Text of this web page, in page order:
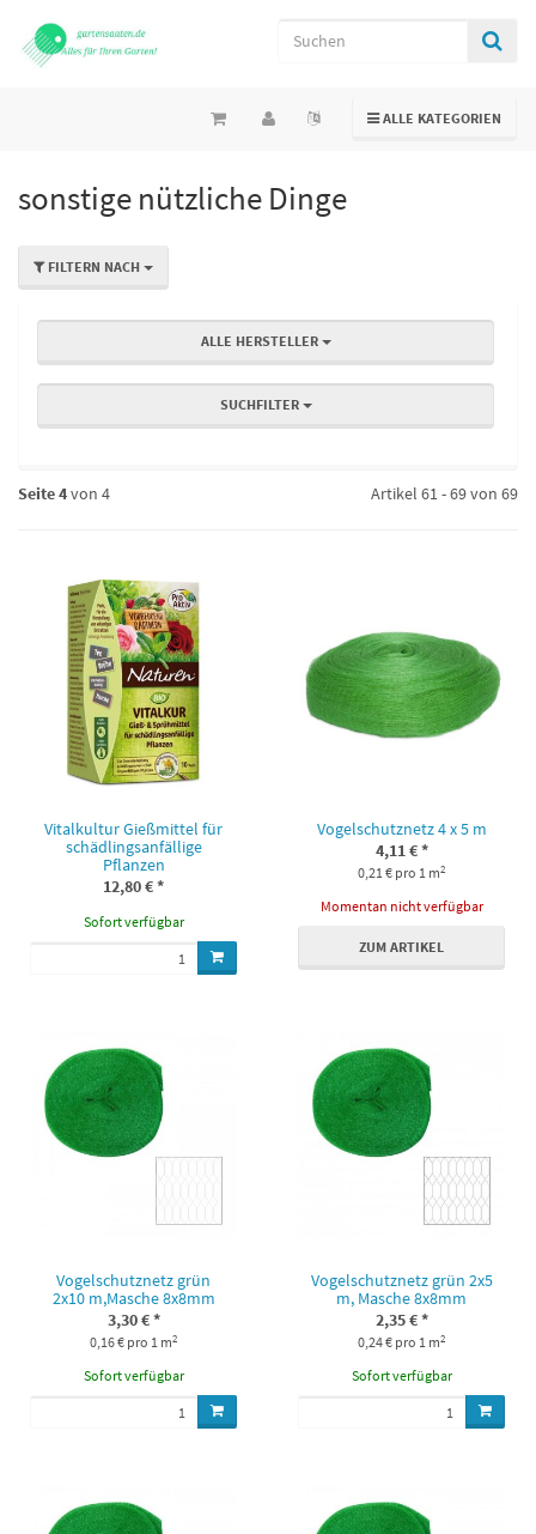
TOGGLE NAVIGATION
ALLE KATEGORIEN
sonstige nützliche Dinge
FILTERN NACH
ALLE HERSTELLER
SUCHFILTER
Seite 4von 4 Artikel 61 - 69 von 69
Vitalkultur Gießmittel für
schädlingsanfällige
Pflanzen
12,80 €*
Sofort verfügbar
Vogelschutznetz 4 x 5 m
4,11 €*
0,21 € pro 1 m2
Momentan nicht verfügbar
ZUM ARTIKEL
Vogelschutznetz grün
2x10 m,Masche 8x8mm
3,30 €*
0,16 € pro 1 m2
Sofort verfügbar
Vogelschutznetz grün 2x5
m, Masche 8x8mm
2,35 €*
0,24 € pro 1 m2
Sofort verfügbar